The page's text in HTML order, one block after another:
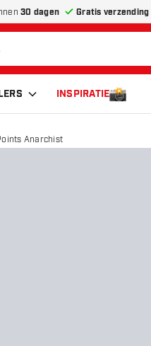
30 dagen Gratis verzending
INSPIRATIE
Anarchist